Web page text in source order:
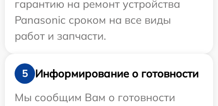
гарантию на ремонт устройства
Panasonic сроком на все виды
работ и запчасти.
5
Информирование о готовности
Мы сообщим Вам о готовности